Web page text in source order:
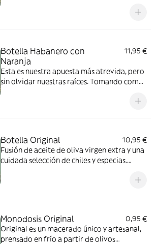
Botella Habanero con
Naranja
11,95 €
Esta es nuestra apuesta más atrevida, pero
sin olvidar nuestras raíces. Tomando como
Botella Original
10,95 €
Fusión de aceite de oliva virgen extra y una
cuidada selección de chiles y especias.
Monodosis Original
0,95 €
Original es un macerado único y artesanal,
prensado en frío a partir de olivos